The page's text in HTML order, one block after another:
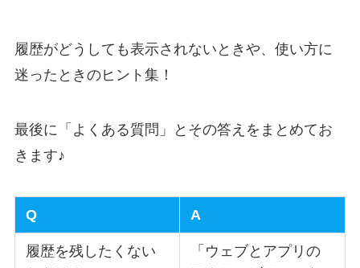
履歴がどうしても表示されないときや、使い方に
迷ったときのヒント集！
最後に「よくある質問」とその答えをまとめてお
きます♪
Q A
履歴を残したくない
「ウェブとアプリの